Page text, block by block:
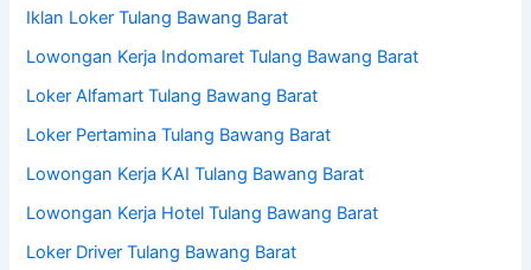
Iklan Loker Tulang Bawang Barat
Lowongan Kerja Indomaret Tulang Bawang Barat
Loker Alfamart Tulang Bawang Barat
Loker Pertamina Tulang Bawang Barat
Lowongan Kerja KAI Tulang Bawang Barat
Lowongan Kerja Hotel Tulang Bawang Barat
Loker Driver Tulang Bawang Barat